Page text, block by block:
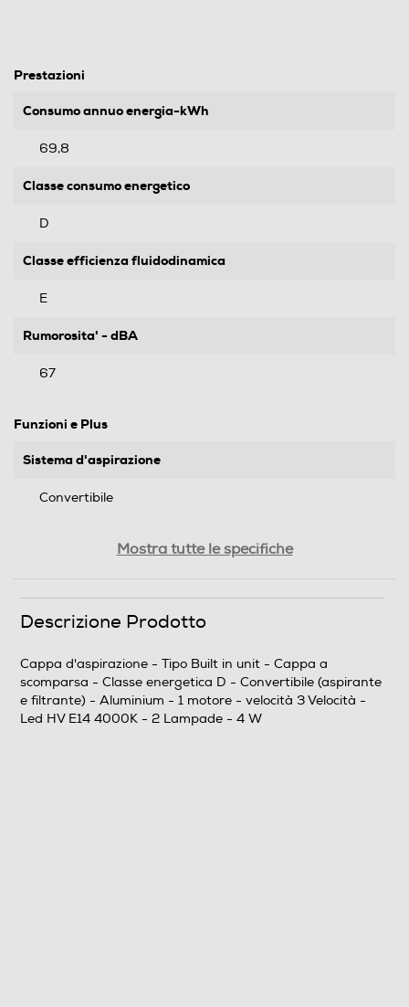
Prestazioni
Consumo annuo energia-kWh
69,8
Classe consumo energetico
D
Classe efficienza fluidodinamica
E
Rumorosita' - dBA
67
Funzioni e Plus
Sistema d'aspirazione
Convertibile
Tipo di selettore di velocità
A livelli
Mostra tutte le specifiche
Descrizione Prodotto
Cappa d'aspirazione - Tipo Built in unit - Cappa a
scomparsa - Classe energetica D - Convertibile (aspirante
e filtrante) - Aluminium - 1 motore - velocità 3 Velocità -
Led HV E14 4000K - 2 Lampade - 4 W